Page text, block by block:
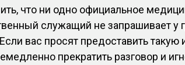
что ни одно официальное
служащий не запрашивает у
вас просят предоставить
прекратить разговор и